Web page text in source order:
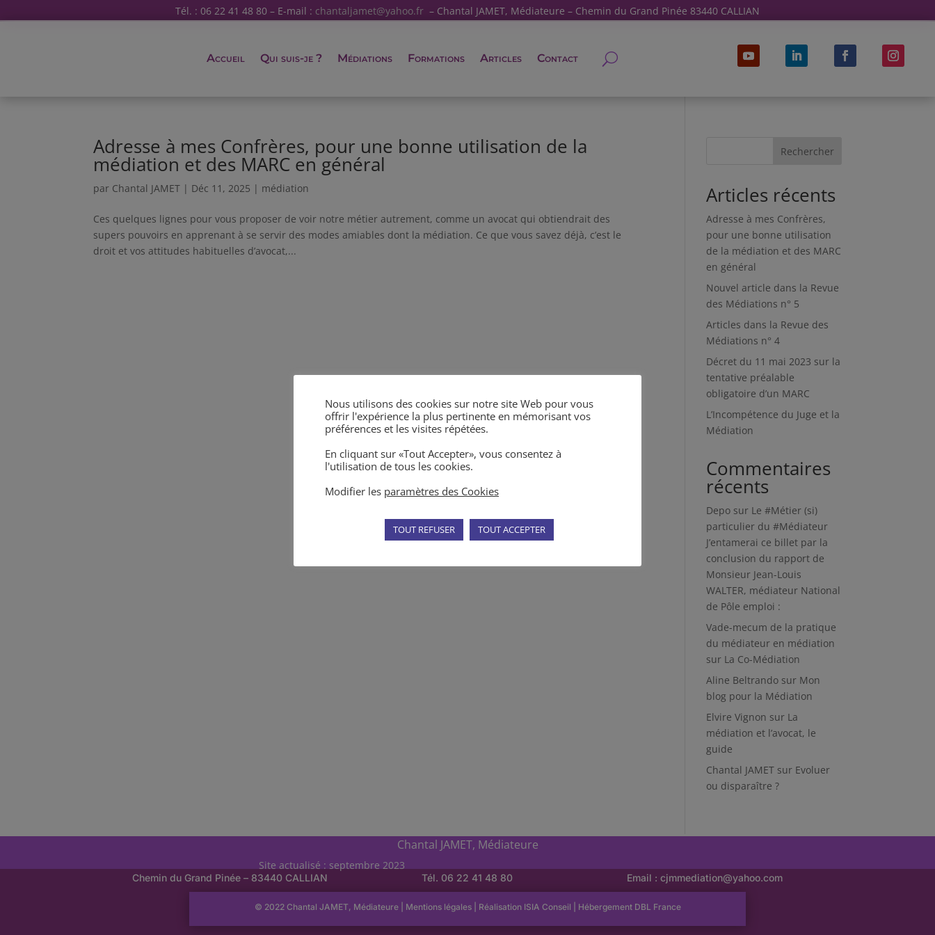
Tél. : 06 22 41 48 80 – E-mail : chantaljamet@yahoo.fr – Chantal JAMET, Médiateure – Chemin du Grand Pinée 83440 CALLIAN
Accueil Qui suis-je ? Médiations Formations Articles Contact
Adresse à mes Confrères, pour une bonne utilisation de la
médiation et des MARC en général
par Chantal JAMET | Déc 11, 2025 | médiation
Ces quelques lignes pour vous proposer de voir notre métier autrement, comme un avocat qui obtiendrait des
supers pouvoirs en apprenant à se servir des modes amiables dont la médiation. Ce que vous savez déjà, c’est le
droit et vos attitudes habituelles d’avocat,...
Rechercher
Articles récents
Adresse à mes Confrères,
pour une bonne utilisation
de la médiation et des MARC
en général
Nouvel article dans la Revue
des Médiations n° 5
Articles dans la Revue des
Médiations n° 4
Décret du 11 mai 2023 sur la
tentative préalable
obligatoire d’un MARC
L’Incompétence du Juge et la
Médiation
Commentaires
récents
Depo sur Le #Métier (si)
particulier du #Médiateur
J’entamerai ce billet par la
conclusion du rapport de
Monsieur Jean-Louis
WALTER, médiateur National
de Pôle emploi :
Vade-mecum de la pratique
du médiateur en médiation
sur La Co-Médiation
Aline Beltrando sur Mon
blog pour la Médiation
Elvire Vignon sur La
médiation et l’avocat, le
guide
Chantal JAMET sur Evoluer
ou disparaître ?
Chantal JAMET, Médiateure
Site actualisé : septembre 2023
Chemin du Grand Pinée – 83440 CALLIAN Tél. 06 22 41 48 80 Email :cjmmediation@yahoo.com
© 2022 Chantal JAMET, Médiateure | Mentions légales| Réalisation ISIA Conseil Hébergement DBL France
Nous utilisons des cookies sur notre site Web pour vous
offrir l'expérience la plus pertinente en mémorisant vos
préférences et les visites répétées.
En cliquant sur «Tout Accepter», vous consentez à
l'utilisation de tous les cookies.
Modifier les paramètres des Cookies
TOUT REFUSER TOUT ACCEPTER